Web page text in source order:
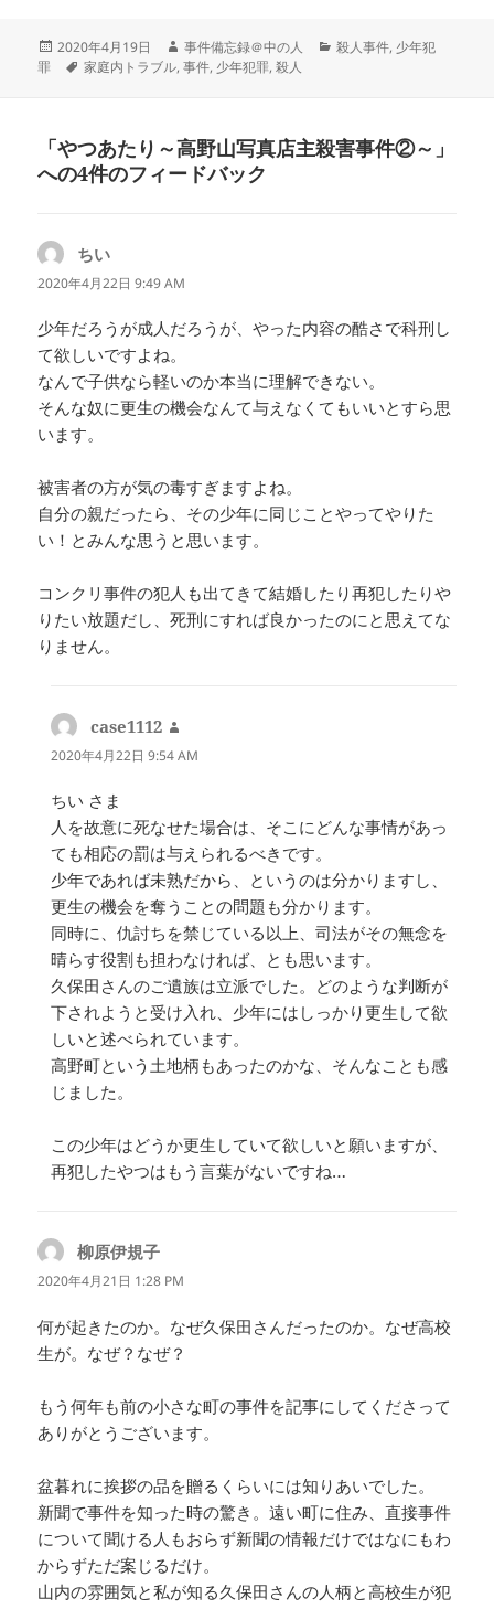
投
稿
2020年4月19日
作
成
事件備忘録＠中の人
カ
殺人事件, 少年犯
罪
タ
家庭内トラブル,事件, 少年犯罪,殺人
「やつあたり～高野山写真店主殺害事件②～」
への4件のフィードバック
ちい
り:
2020年4月22日 9:49 AM
少年だろうが成人だろうが、やった内容の酷さで科刑し
て欲しいですよね。
なんで子供なら軽いのか本当に理解できない。
そんな奴に更生の機会なんて与えなくてもいいとすら思
います。
被害者の方が気の毒すぎますよね。
自分の親だったら、その少年に同じことやってやりた
い！とみんな思うと思います。
コンクリ事件の犯人も出てきて結婚したり再犯したりや
りたい放題だし、死刑にすれば良かったのにと思えてな
りません。
case1112
り:
2020年4月22日 9:54 AM
ちい さま
人を故意に死なせた場合は、そこにどんな事情があっ
ても相応の罰は与えられるべきです。
少年であれば未熟だから、というのは分かりますし、
更生の機会を奪うことの問題も分かります。
同時に、仇討ちを禁じている以上、司法がその無念を
晴らす役割も担わなければ、とも思います。
久保田さんのご遺族は立派でした。どのような判断が
下されようと受け入れ、少年にはしっかり更生して欲
しいと述べられています。
高野町という土地柄もあったのかな、そんなことも感
じました。
この少年はどうか更生していて欲しいと願いますが、
再犯したやつはもう言葉がないですね…
柳原伊規子
り:
2020年4月21日 1:28 PM
何が起きたのか。なぜ久保田さんだったのか。なぜ高校
生が。なぜ？なぜ？
もう何年も前の小さな町の事件を記事にしてくださって
ありがとうございます。
盆暮れに挨拶の品を贈るくらいには知りあいでした。
新聞で事件を知った時の驚き。遠い町に住み、直接事件
について聞ける人もおらず新聞の情報だけではなにもわ
からずただ案じるだけ。
山内の雰囲気と私が知る久保田さんの人柄と高校生が犯